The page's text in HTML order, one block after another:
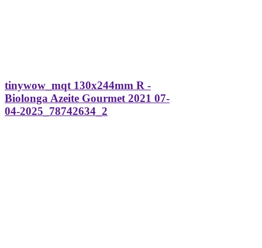
tinywow_mqt 130x244mm R -
Biolonga Azeite Gourmet 2021 07-
04-2025_78742634_2